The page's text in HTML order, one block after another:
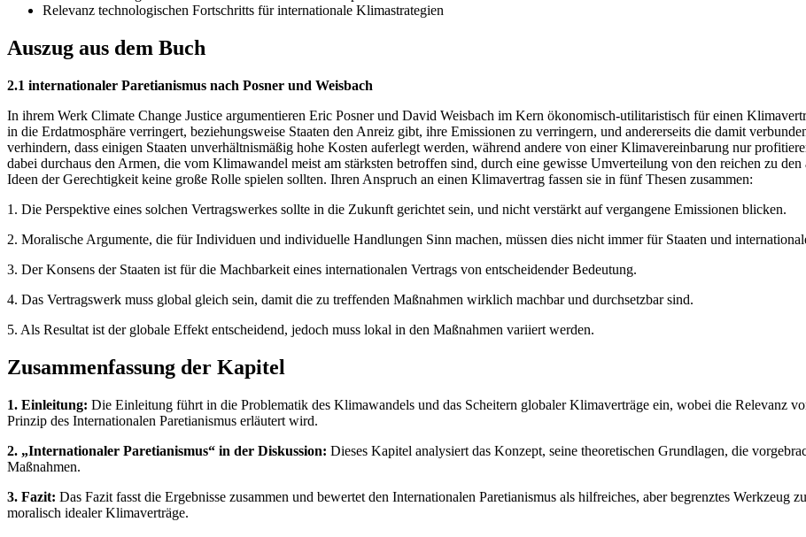
Relevanz technologischen Fortschritts für internationale Klimastrategien
Auszug aus dem Buch
2.1 internationaler Paretianismus nach Posner und Weisbach
In ihrem Werk Climate Change Justice argumentieren Eric Posner und David Weisbach im Kern ökonomisch-utilitaristisch für einen
in die Erdatmosphäre verringert, beziehungsweise Staaten den Anreiz gibt, ihre Emissionen zu verringern, und andererseits die damit
verhindern, dass einigen Staaten unverhältnismäßig hohe Kosten auferlegt werden, während andere von einer Klimavereinbarung nur
dabei durchaus den Armen, die vom Klimawandel meist am stärksten betroffen sind, durch eine gewisse Umverteilung von den reichen zu
Ideen der Gerechtigkeit keine große Rolle spielen sollten. Ihren Anspruch an einen Klimavertrag fassen sie in fünf Thesen zusammen:
1. Die Perspektive eines solchen Vertragswerkes sollte in die Zukunft gerichtet sein, und nicht verstärkt auf vergangene Emissionen blicken.
2. Moralische Argumente, die für Individuen und individuelle Handlungen Sinn machen, müssen dies nicht immer für Staaten und
3. Der Konsens der Staaten ist für die Machbarkeit eines internationalen Vertrags von entscheidender Bedeutung.
4. Das Vertragswerk muss global gleich sein, damit die zu treffenden Maßnahmen wirklich machbar und durchsetzbar sind.
5. Als Resultat ist der globale Effekt entscheidend, jedoch muss lokal in den Maßnahmen variiert werden.
Zusammenfassung der Kapitel
1. Einleitung: Die Einleitung führt in die Problematik des Klimawandels und das Scheitern globaler Klimaverträge ein, wobei die Relevanz
Prinzip des Internationalen Paretianismus erläutert wird.
2. „Internationaler Paretianismus“ in der Diskussion: Dieses Kapitel analysiert das Konzept, seine theoretischen Grundlagen, die
Maßnahmen.
3. Fazit: Das Fazit fasst die Ergebnisse zusammen und bewertet den Internationalen Paretianismus als hilfreiches, aber begrenztes Werkzeug
moralisch idealer Klimaverträge.